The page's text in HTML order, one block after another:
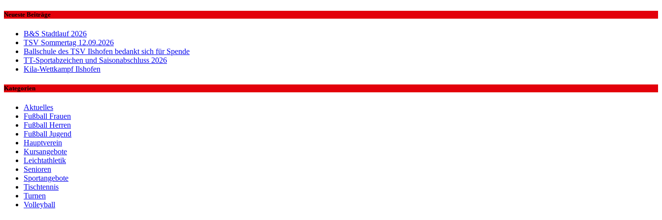
Neueste Beiträge
B&S Stadtlauf 2026
TSV Sommertag 12.09.2026
Ballschule des TSV Ilshofen bedankt sich für Spende
TT-Sportabzeichen und Saisonabschluss 2026
Kila-Wettkampf Ilshofen
Kategorien
Aktuelles
Fußball Frauen
Fußball Herren
Fußball Jugend
Hauptverein
Kursangebote
Leichtathletik
Senioren
Sportangebote
Tischtennis
Turnen
Volleyball